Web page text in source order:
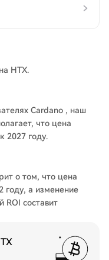
на HTX.
Cardano , наш
что цена
2027 году.
о том, что цена
году, а изменение
ROI составит